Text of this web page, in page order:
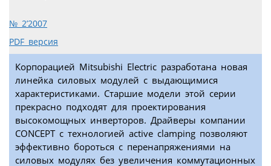
№ 2’2007
PDF версия
Корпорацией Mitsubishi Electric разработана новая
линейка силовых модулей с выдающимися
характеристиками. Старшие модели этой серии
прекрасно подходят для проектирования
высокомощных инверторов. Драйверы компании
CONCEPT с технологией active clamping позволяют
эффективно бороться с перенапряжениями на
силовых модулях без увеличения коммутационных